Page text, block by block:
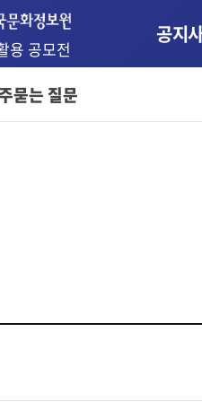
용 공모전
공지
묻는 질문